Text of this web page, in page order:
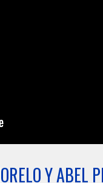
Y ABEL